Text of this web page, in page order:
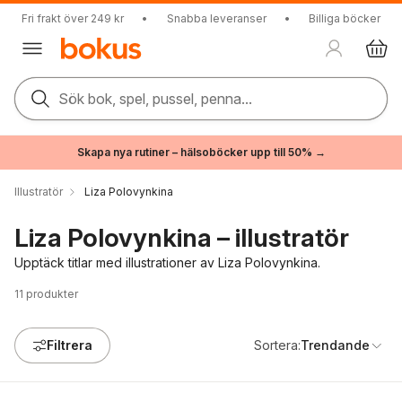
Fri frakt över 249 kr • Snabba leveranser • Billiga böcker
Sök bok, spel, pussel, penna...
Skapa nya rutiner – hälsoböcker upp till 50% →
Illustratör Liza Polovynkina
Liza Polovynkina – illustratör
Upptäck titlar med illustrationer av Liza Polovynkina.
11 produkter
Filtrera Sortera:Trendande